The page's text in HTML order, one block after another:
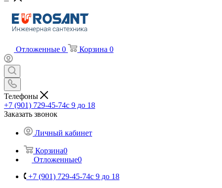
Отложенные 0 Корзина 0
Телефоны
+7 (901) 729-45-74c 9 до 18
Заказать звонок
Личный кабинет
Корзина0
Отложенные0
+7 (901) 729-45-74c 9 до 18